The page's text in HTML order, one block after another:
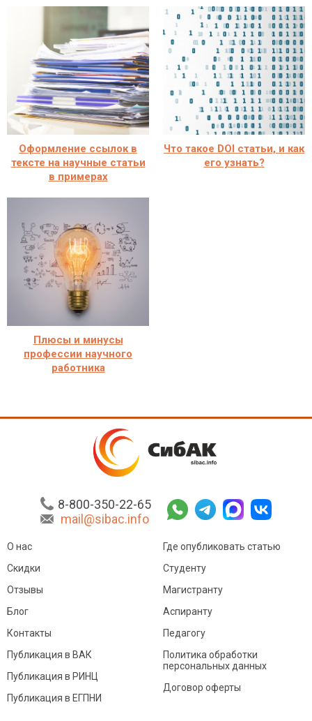
Оформление ссылок в
тексте на научные статьи
в примерах
Что такое DOI статьи, и как
его узнать?
Плюсы и минусы
профессии научного
работника
8-800-350-22-65
mail@sibac.info
О нас
Скидки
Отзывы
Блог
Контакты
Где опубликовать статью
Студенту
Магистранту
Аспиранту
Педагогу
Публикация в ВАК
Публикация в РИНЦ
Публикация в ЕГПНИ
Политика обработки
персональных данных
Договор оферты